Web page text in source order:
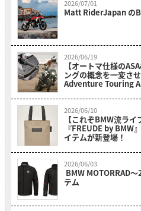
2026/07/01
Matt RiderJapan の
2026/06/19
【オートマ仕様の
ングの概念を一変さ
Adventure Touring
2026/06/10
【これぞBMW流ラ
『FREUDE by BMW
イテムが新登場！
2026/06/03
BMW MOTORRAD
テム